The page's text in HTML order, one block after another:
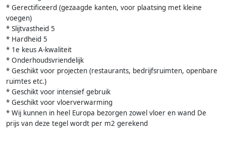
* Gerectificeerd (gezaagde kanten, voor plaatsing met kleine
voegen)
* Slijtvastheid 5
* Hardheid 5
* 1e keus A-kwaliteit
* Onderhoudsvriendelijk
* Geschikt voor projecten (restaurants, bedrijfsruimten, openbare
ruimtes etc.)
* Geschikt voor intensief gebruik
* Geschikt voor vloerverwarming
* Wij kunnen in heel Europa bezorgen zowel vloer en wand De
prijs van deze tegel wordt per m2 gerekend